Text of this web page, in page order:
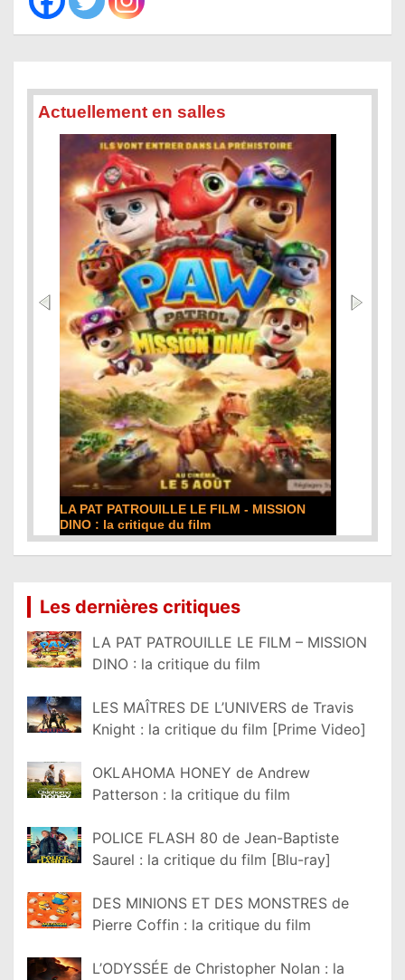
Actuellement en salles
DE LA COMÉDIE-FRANÇAISE : la critique du
film
Les dernières critiques
LA PAT PATROUILLE LE FILM – MISSION
DINO : la critique du film
LES MAÎTRES DE L’UNIVERS de Travis
Knight : la critique du film [Prime Video]
OKLAHOMA HONEY de Andrew
Patterson : la critique du film
POLICE FLASH 80 de Jean-Baptiste
Saurel : la critique du film [Blu-ray]
DES MINIONS ET DES MONSTRES de
Pierre Coffin : la critique du film
L’ODYSSÉE de Christopher Nolan : la